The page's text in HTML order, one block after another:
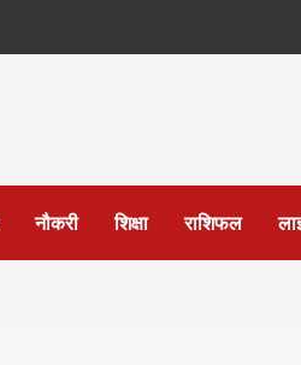
नौकरी शिक्षा राशिफल